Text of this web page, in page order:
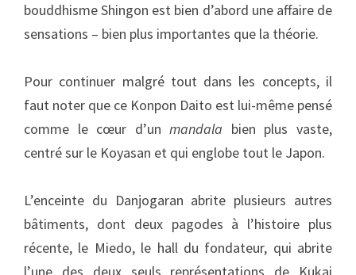
bouddhisme Shingon est bien d’abord une affaire de
sensations – bien plus importantes que la théorie.
Pour continuer malgré tout dans les concepts, il
faut noter que ce Konpon Daito est lui-même pensé
comme le cœur d’unmandala bien plus vaste,
centré sur le Koyasan et qui englobe tout le Japon.
L’enceinte du Danjogaran abrite plusieurs autres
bâtiments, dont deux pagodes à l’histoire plus
récente, le Miedo, le hall du fondateur, qui abrite